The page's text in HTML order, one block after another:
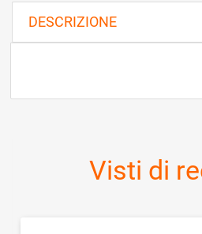
DESCRIZIONE
Visti di